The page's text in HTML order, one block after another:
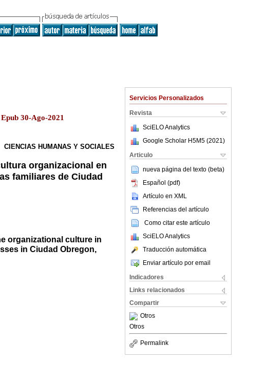
Servicios Personalizados
Revista
SciELO Analytics
Google Scholar H5M5 (2021 )
Articulo
nueva página del texto (beta)
Español (pdf)
Artículo en XML
Referencias del artículo
Como citar este artículo
SciELO Analytics
Traducción automática
Enviar artículo por email
Indicadores
Links relacionados
Compartir
Otros
Otros
Permalink
30-Ago-2021
CIENCIAS HUMANAS Y SOCIALES
organizacional en
familiares de Ciudad
organizational culture in
in Ciudad Obregon,